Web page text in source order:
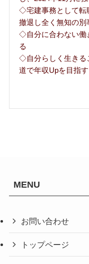
◇宅建事務として転
撤退し全く無知の別
◇自分に合わない働
る
◇自分らしく生きる
道で年収Upを目指す
MENU
お問い合わせ
トップページ